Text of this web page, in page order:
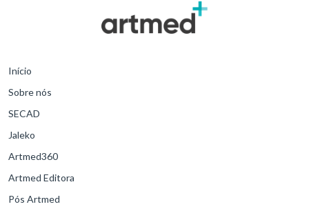
Início
Sobre nós
SECAD
Jaleko
Artmed360
Artmed Editora
Pós Artmed